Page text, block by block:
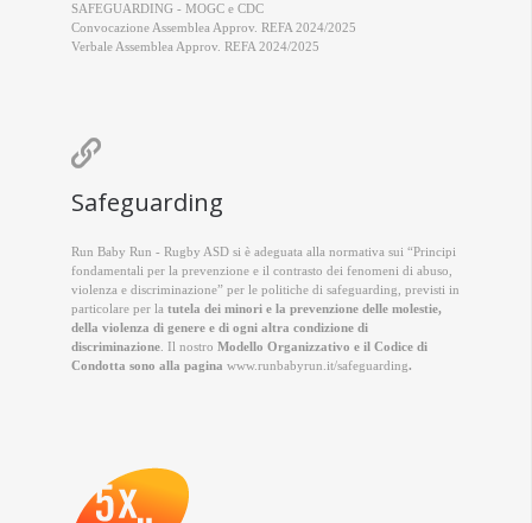
SAFEGUARDING - MOGC e CDC
Convocazione Assemblea Approv. REFA 2024/2025
Verbale Assemblea Approv. REFA 2024/2025

Safeguarding
Run Baby Run - Rugby ASD si è adeguata alla normativa sui “Principi
fondamentali per la prevenzione e il contrasto dei fenomeni di abuso,
violenza e discriminazione” per le politiche di safeguarding, previsti in
particolare per la tutela dei minori e la prevenzione delle molestie,
della violenza di genere e di ogni altra condizione di
discriminazione . Il nostro Modello Organizzativo e il Codice di
Condotta sono alla pagina www.runbabyrun.it/safeguarding.